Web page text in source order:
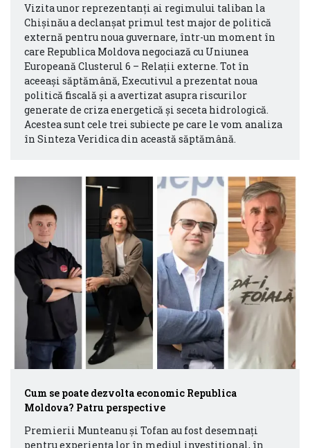
Vizita unor reprezentanți ai regimului taliban la
Chișinău a declanșat primul test major de politică
externă pentru noua guvernare, într-un moment în
care Republica Moldova negociază cu Uniunea
Europeană Clusterul 6 – Relații externe. Tot în
aceeași săptămână, Executivul a prezentat noua
politică fiscală și a avertizat asupra riscurilor
generate de criza energetică și seceta hidrologică.
Acestea sunt cele trei subiecte pe care le vom analiza
în Sinteza Veridica din această săptămână.
Cum se poate dezvolta economic Republica
Moldova? Patru perspective
Premierii Munteanu și Tofan au fost desemnați
pentru experiența lor în mediul investițional, în